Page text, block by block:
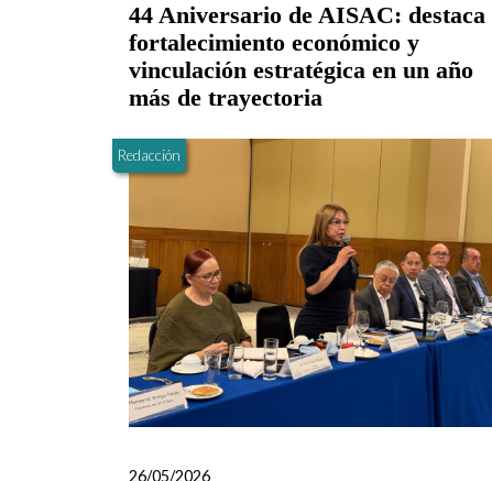
44 Aniversario de AISAC: destaca
fortalecimiento económico y
vinculación estratégica en un año
más de trayectoria
Redacción
26/05/2026